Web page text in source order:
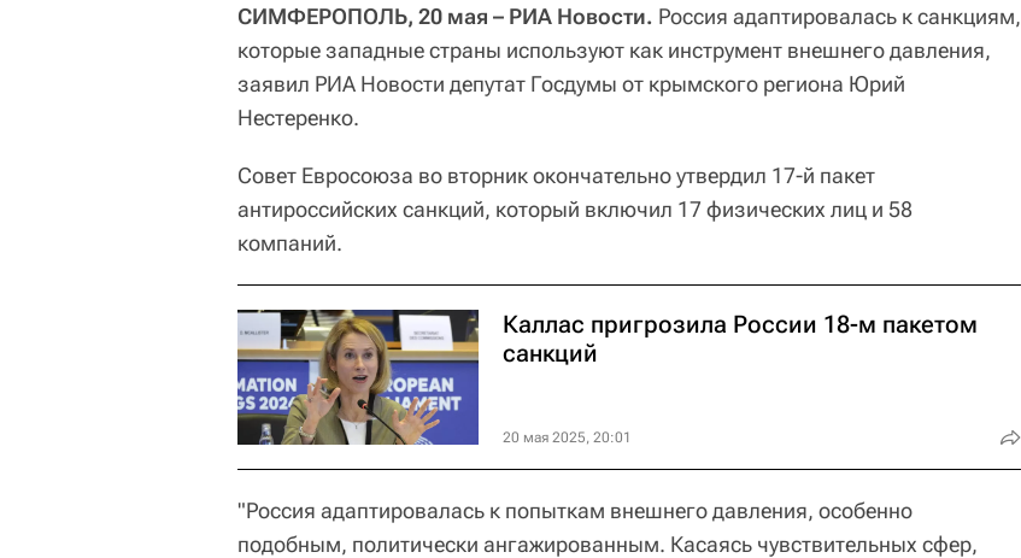
СИМФЕРОПОЛЬ, 20 мая – РИА Новости. Россия адаптировалась к санкциям,
которые западные страны используют как инструмент внешнего давления,
заявил РИА Новости депутат Госдумы от крымского региона Юрий
Нестеренко.
Совет Евросоюза во вторник окончательно утвердил 17-й пакет
антироссийских санкций, который включил 17 физических лиц и 58
компаний.
Каллас пригрозила России 18-м пакетом
санкций
20 мая 2025, 20:01
"Россия адаптировалась к попыткам внешнего давления, особенно
подобным, политически ангажированным. Касаясь чувствительных сфер,